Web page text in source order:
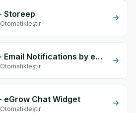
Storeep
Otomatikleştir
Slack + Email Notifications by eGrow
Otomatikleştir
eGrow Chat Widget
Otomatikleştir